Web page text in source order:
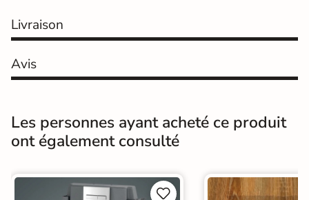
Fermeture
Poignée
Normes CE, NF
Quincaillerie de
Oui, sur demande
Livraison
Avis
Les personnes ayant acheté ce produit
ont également consulté

